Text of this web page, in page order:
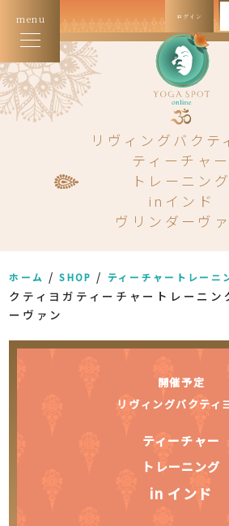
menu ログイン
リヴィングバクテ
ティーチャー
トレーニング
inインド
ヴリンダーヴ
ホーム /SHOP / ティーチャートレーニ
クティヨガティーチャートレーニ
ーヴァン
開催予定
リヴィングバクティ
ティーチャー
トレーニング
in インド